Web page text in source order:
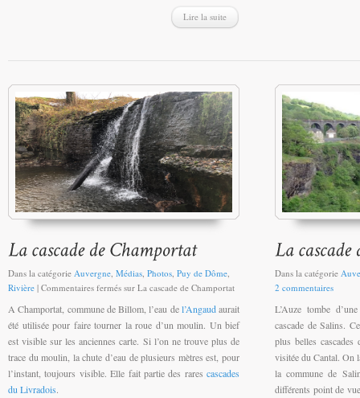
Lire la suite
Dans la catégorie Auvergne, Médias, Photos, Puy de Dôme,
Rivière | Commentaires fermés sur La cascade de Champortat
A Champortat, commune de Billom, l’eau del’Angaudaurait
été utilisée pour faire tourner la roue d’un moulin. Un bief
est visible sur les anciennes carte. Si l’on ne trouve plus de
trace du moulin, la chute d’eau de plusieurs mètres est, pour
l’instant, toujours visible. Elle fait partie des rares cascades
du Livradois.
Dans la catégorie
2 commentaires
L’Auze tombe
cascade de Salins.
plus belles cascades
visitée du Cantal. On
la commune de
différents point de